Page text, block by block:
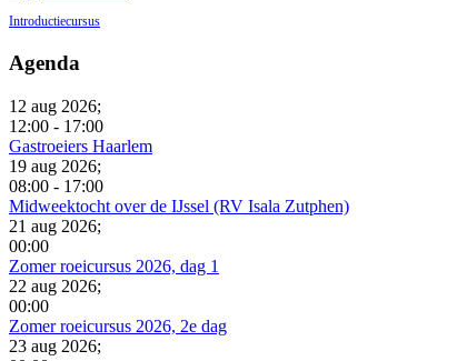
Introductiecursus
Agenda
12 aug 2026;
12:00 - 17:00
Gastroeiers Haarlem
19 aug 2026;
08:00 - 17:00
Midweektocht over de IJssel (RV Isala Zutphen)
21 aug 2026;
00:00
Zomer roeicursus 2026, dag 1
22 aug 2026;
00:00
Zomer roeicursus 2026, 2e dag
23 aug 2026;